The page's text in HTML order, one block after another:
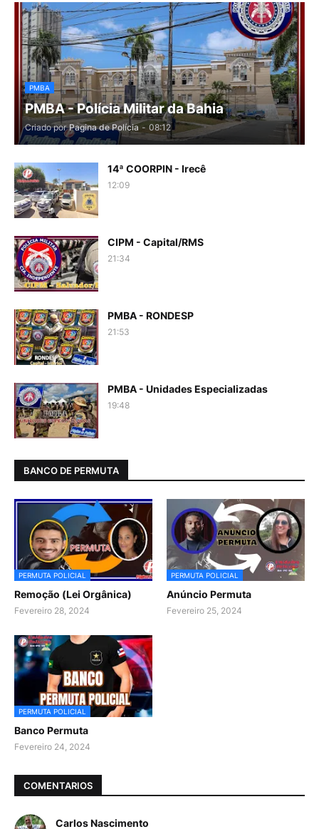
PMBA
PMBA - Polícia Militar da Bahia
Criado por Pagina de Polícia - 08:12
14ª COORPIN - Irecê
12:09
CIPM - Capital/RMS
21:34
PMBA - RONDESP
21:53
PMBA - Unidades Especializadas
19:48
BANCO DE PERMUTA
PERMUTA POLICIAL
Remoção (Lei Orgânica)
Fevereiro 28, 2024
PERMUTA POLICIAL
Anúncio Permuta
Fevereiro 25, 2024
PERMUTA POLICIAL
Banco Permuta
Fevereiro 24, 2024
COMENTARIOS
Carlos Nascimento